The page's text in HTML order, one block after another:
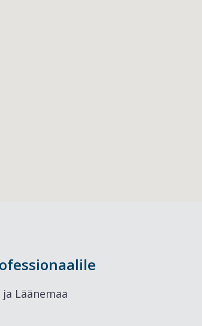
Läänemaa